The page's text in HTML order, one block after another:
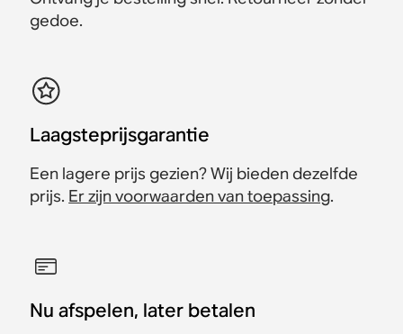
gedoe.
Laagsteprijsgarantie
Een lagere prijs gezien? Wij bieden dezelfde
prijs. Er zijn voorwaarden van toepassing.
Nu afspelen, later betalen